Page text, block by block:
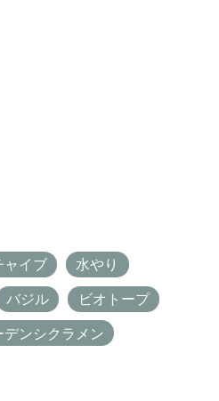
ャイブ 水やり
バジル ビオトープ
デンシクラメン